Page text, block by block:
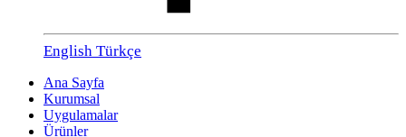
English Türkçe
Ana Sayfa
Kurumsal
Uygulamalar
Ürünler